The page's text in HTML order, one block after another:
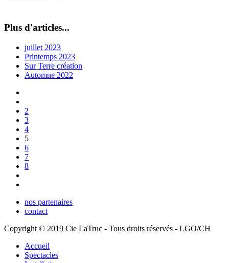
Plus d'articles...
juillet 2023
Printemps 2023
Sur Terre création
Automne 2022
2
3
4
5
6
7
8
nos partenaires
contact
Copyright © 2019 Cie LaTruc - Tous droits réservés - LGO/CH
Accueil
Spectacles